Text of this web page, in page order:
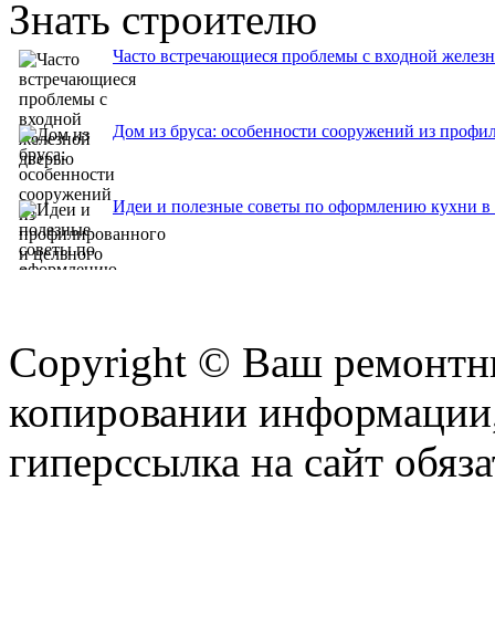
Знать строителю
Часто встречающиеся проблемы с входной
Дом из бруса: особенности сооружений из
Идеи и полезные советы по оформлению кухни в
Copyright © Ваш
копировании
гиперссылка на сайт